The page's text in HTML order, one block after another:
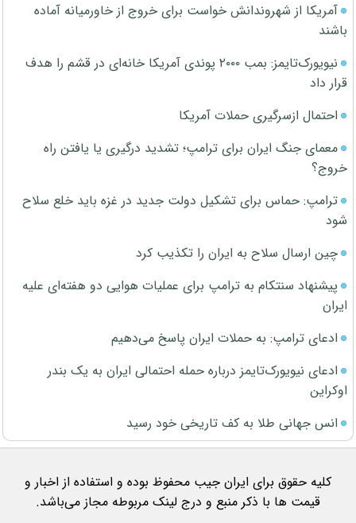
آمریکا از شهروندانش خواست برای خروج از خاورمیانه آماده
باشند
نیویورک‌تایمز: بمب ۲۰۰۰ پوندی آمریکا خانه‌ای در قشم را هدف
قرار داد
احتمال ازسرگیری حملات آمریکا
معمای جنگ ایران برای ترامپ؛ تشدید درگیری یا یافتن راه
خروج؟
ترامپ: حماس برای تشکیل دولت جدید در غزه باید خلع سلاح
شود
چین ارسال سلاح به ایران را تکذیب کرد
پیشنهاد سنتکام به ترامپ برای عملیات هوایی دو هفته‌ای علیه
ایران
ادعای ترامپ: به حملات ایران پاسخ می‌دهیم
ادعای نیویورک‌تایمز درباره حمله احتمالی ایران به یک بندر
اوکراین
انس جهانی طلا به کف تاریخی خود رسید
کلیه حقوق برای ایران جیب محفوظ بوده و استفاده از اخبار و
قیمت ها با ذکر منبع و درج لینک مربوطه مجاز می‌باشد.